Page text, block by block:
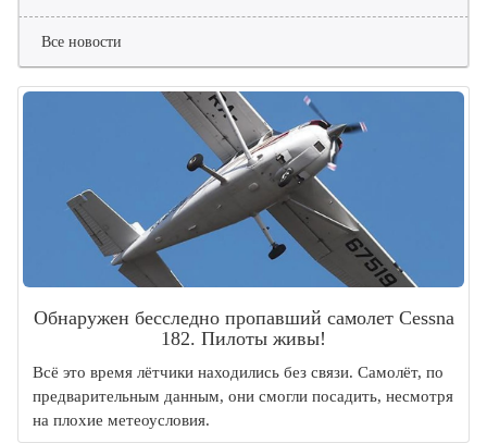
Все новости
Обнаружен бесследно пропавший самолет Cessna
182. Пилоты живы!
Всё это время лётчики находились без связи. Самолёт, по
предварительным данным, они смогли посадить, несмотря
на плохие метеоусловия.